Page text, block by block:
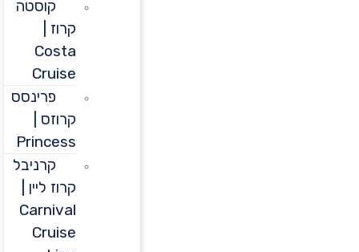
קוסטה
Costa
Cruise
פרינסס
קרוזס |
Princess
קרניבל
קרוז ליין |
Carnival
Cruise